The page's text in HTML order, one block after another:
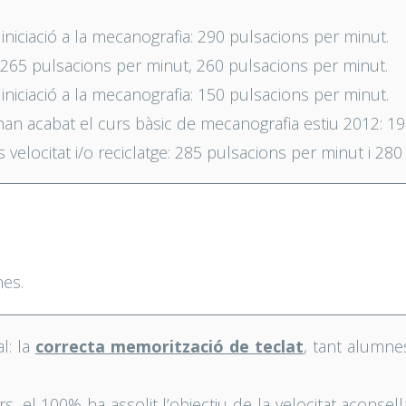
a la mecanografia: 290 pulsacions per minut.
pulsacions per minut, 260 pulsacions per minut.
a la mecanografia: 150 pulsacions per minut.
acabat el curs bàsic de mecanografia estiu 2012:
i/o reciclatge: 285 pulsacions per minut i
la correcta memorització de teclat, tant